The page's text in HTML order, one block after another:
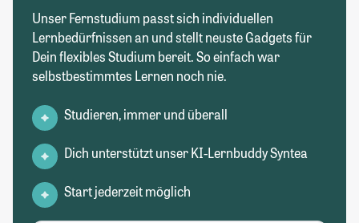
Unser Fernstudium passt sich individuellen
Lernbedürfnissen an und stellt neuste Gadgets für
Dein flexibles Studium bereit. So einfach war
selbstbestimmtes Lernen noch nie.
Studieren, immer und überall
Dich unterstützt unser KI-Lernbuddy Syntea
Start jederzeit möglich